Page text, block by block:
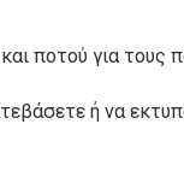
ποτού για τους
ή να